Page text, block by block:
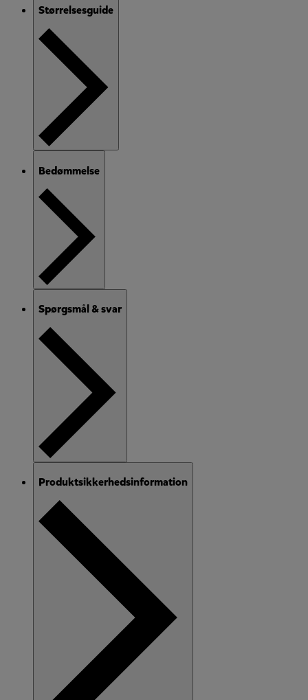
Størrelsesguide
Bedømmelse
Spørgsmål & svar
Produktsikkerhedsinformation